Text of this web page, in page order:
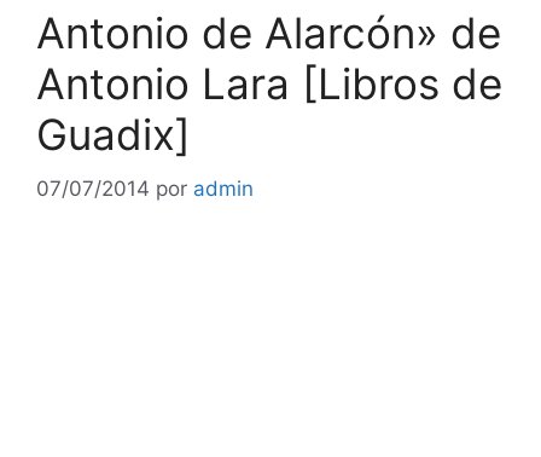
Antonio de Alarcón» de
Antonio Lara [Libros de
Guadix]
07/07/2014 por admin